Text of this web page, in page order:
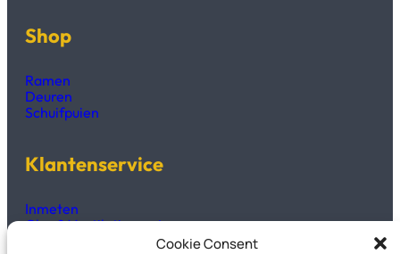
Cookie Consent
Shop
Ramen
Deuren
Schuifpuien
Klantenservice
Inmeten
Glas & Ventilatieroosters